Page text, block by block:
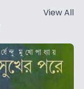
View All